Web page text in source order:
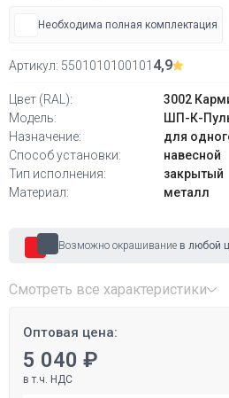
Необходима полная комплектация
Артикул: 5501010100101 4,9
Цвет (RAL):
3002
Модель:
ШП-К-
Назначение:
для
Способ установки:
навесной
Тип исполнения:
закрытый
Материал:
металл
Возможно окрашивание в любой
Смотреть все характеристики
Оптовая цена:
5 040 ₽
в т.ч. НДС